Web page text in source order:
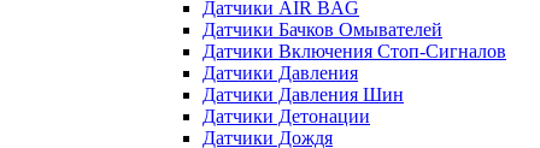
Датчики AIR BAG
Датчики Бачков Омывателей
Датчики Включения Стоп-Сигналов
Датчики Давления
Датчики Давления Шин
Датчики Детонации
Датчики Дождя